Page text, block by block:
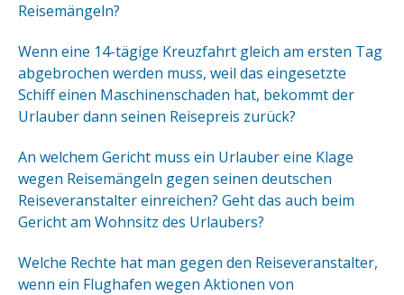
Reisemängeln?
Wenn eine 14-tägige Kreuzfahrt gleich am ersten Tag
abgebrochen werden muss, weil das eingesetzte
Schiff einen Maschinenschaden hat, bekommt der
Urlauber dann seinen Reisepreis zurück?
An welchem Gericht muss ein Urlauber eine Klage
wegen Reisemängeln gegen seinen deutschen
Reiseveranstalter einreichen? Geht das auch beim
Gericht am Wohnsitz des Urlaubers?
Welche Rechte hat man gegen den Reiseveranstalter,
wenn ein Flughafen wegen Aktionen von